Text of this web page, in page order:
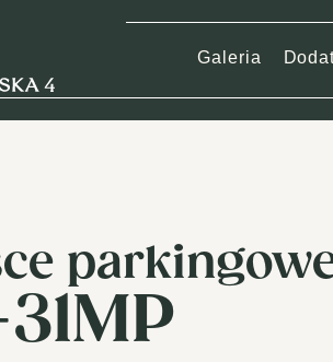
Galeria